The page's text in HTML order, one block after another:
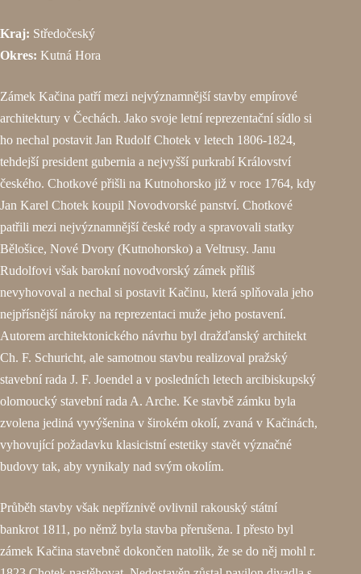
Kraj: Středočeský
Okres: Kutná Hora
Zámek Kačina patří mezi nejvýznamnější stavby empírové
architektury v Čechách. Jako svoje letní reprezentační sídlo si
ho nechal postavit Jan Rudolf Chotek v letech 1806-1824,
tehdejší president gubernia a nejvyšší purkrabí Království
českého. Chotkové přišli na Kutnohorsko již v roce 1764, kdy
Jan Karel Chotek koupil Novodvorské panství. Chotkové
patřili mezi nejvýznamnější české rody a spravovali statky
Bělošice, Nové Dvory (Kutnohorsko) a Veltrusy. Janu
Rudolfovi však barokní novodvorský zámek příliš
nevyhovoval a nechal si postavit Kačinu, která splňovala jeho
nejpřísnější nároky na reprezentaci muže jeho postavení.
Autorem architektonického návrhu byl dražďanský architekt
Ch. F. Schuricht, ale samotnou stavbu realizoval pražský
stavební rada J. F. Joendel a v posledních letech arcibiskupský
olomoucký stavební rada A. Arche. Ke stavbě zámku byla
zvolena jediná vyvýšenina v širokém okolí, zvaná v Kačinách,
vyhovující požadavku klasicistní estetiky stavět význačné
budovy tak, aby vynikaly nad svým okolím.
Průběh stavby však nepříznivě ovlivnil rakouský státní
bankrot 1811, po němž byla stavba přerušena. I přesto byl
zámek Kačina stavebně dokončen natolik, že se do něj mohl r.